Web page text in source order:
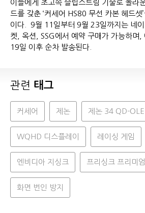
이들에게 초고속 슬립스트림 기술로 놀라
드를 갖춘 ‘커세어 HS80 무선 카본 헤드
이다. 9월 11일부터 9월 23일까지는 네
켓, 옥션, SSG에서 예약 구매가 가능하며,
19일 이후 순차 발송된다.
관련 태그
커세어 제논 제논 34 QD-
WQHD 디스플레이 레이싱 게임
엔비디아 지싱크 프리싱크 프리미엄
화면 번인 방지